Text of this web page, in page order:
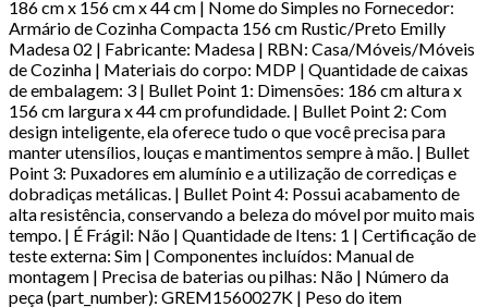
186 cm x 156 cm x 44 cm | Nome do Simples no Fornecedor:
Armário de Cozinha Compacta 156 cm Rustic/Preto Emilly
Madesa 02 | Fabricante: Madesa | RBN: Casa/Móveis/Móveis
de Cozinha | Materiais do corpo: MDP | Quantidade de caixas
de embalagem: 3 | Bullet Point 1: Dimensões: 186 cm altura x
156 cm largura x 44 cm profundidade. | Bullet Point 2: Com
design inteligente, ela oferece tudo o que você precisa para
manter utensílios, louças e mantimentos sempre à mão. | Bullet
Point 3: Puxadores em alumínio e a utilização de corrediças e
dobradiças metálicas. | Bullet Point 4: Possui acabamento de
alta resistência, conservando a beleza do móvel por muito mais
tempo. | É Frágil: Não | Quantidade de Itens: 1 | Certificação de
teste externa: Sim | Componentes incluídos: Manual de
montagem | Precisa de baterias ou pilhas: Não | Número da
peça (part_number): GREM1560027K | Peso do item